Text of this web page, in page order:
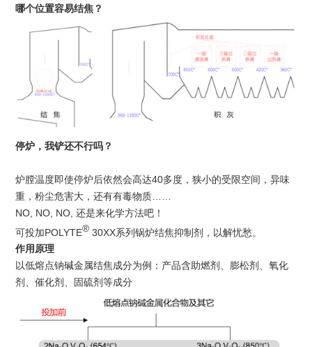
哪个位置容易结焦？
停炉，我铲还不行吗？
炉膛温度即使停炉后依然会高达40多度，狭小的受限空间，异味
重，粉尘危害大，还有有毒物质
NO, NO, NO,还是来化学方法吧！
可投加POLYTE®️30XX系列锅炉结焦抑制剂，以解忧愁。
作用原理
以低熔点钠碱金属结焦成分为例：产品含助燃剂、膨松剂、氧化
剂、催化剂、固硫剂等成分